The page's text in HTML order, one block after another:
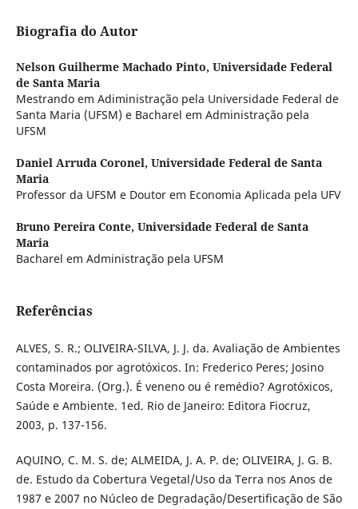
Biografia do Autor
Nelson Guilherme Machado Pinto, Universidade Federal
de Santa Maria
Mestrando em Adiministração pela Universidade Federal de
Santa Maria (UFSM) e Bacharel em Administração pela
UFSM
Daniel Arruda Coronel, Universidade Federal de Santa
Maria
Professor da UFSM e Doutor em Economia Aplicada pela UFV
Bruno Pereira Conte, Universidade Federal de Santa
Maria
Bacharel em Administração pela UFSM
Referências
ALVES, S. R.; OLIVEIRA-SILVA, J. J. da. Avaliação de Ambientes
contaminados por agrotóxicos. In: Frederico Peres; Josino
Costa Moreira. (Org.). É veneno ou é remédio? Agrotóxicos,
Saúde e Ambiente. 1ed. Rio de Janeiro: Editora Fiocruz,
2003, p. 137-156.
AQUINO, C. M. S. de; ALMEIDA, J. A. P. de; OLIVEIRA, J. G. B.
de. Estudo da Cobertura Vegetal/Uso da Terra nos Anos de
1987 e 2007 no Núcleo de Degradação/Desertificação de São